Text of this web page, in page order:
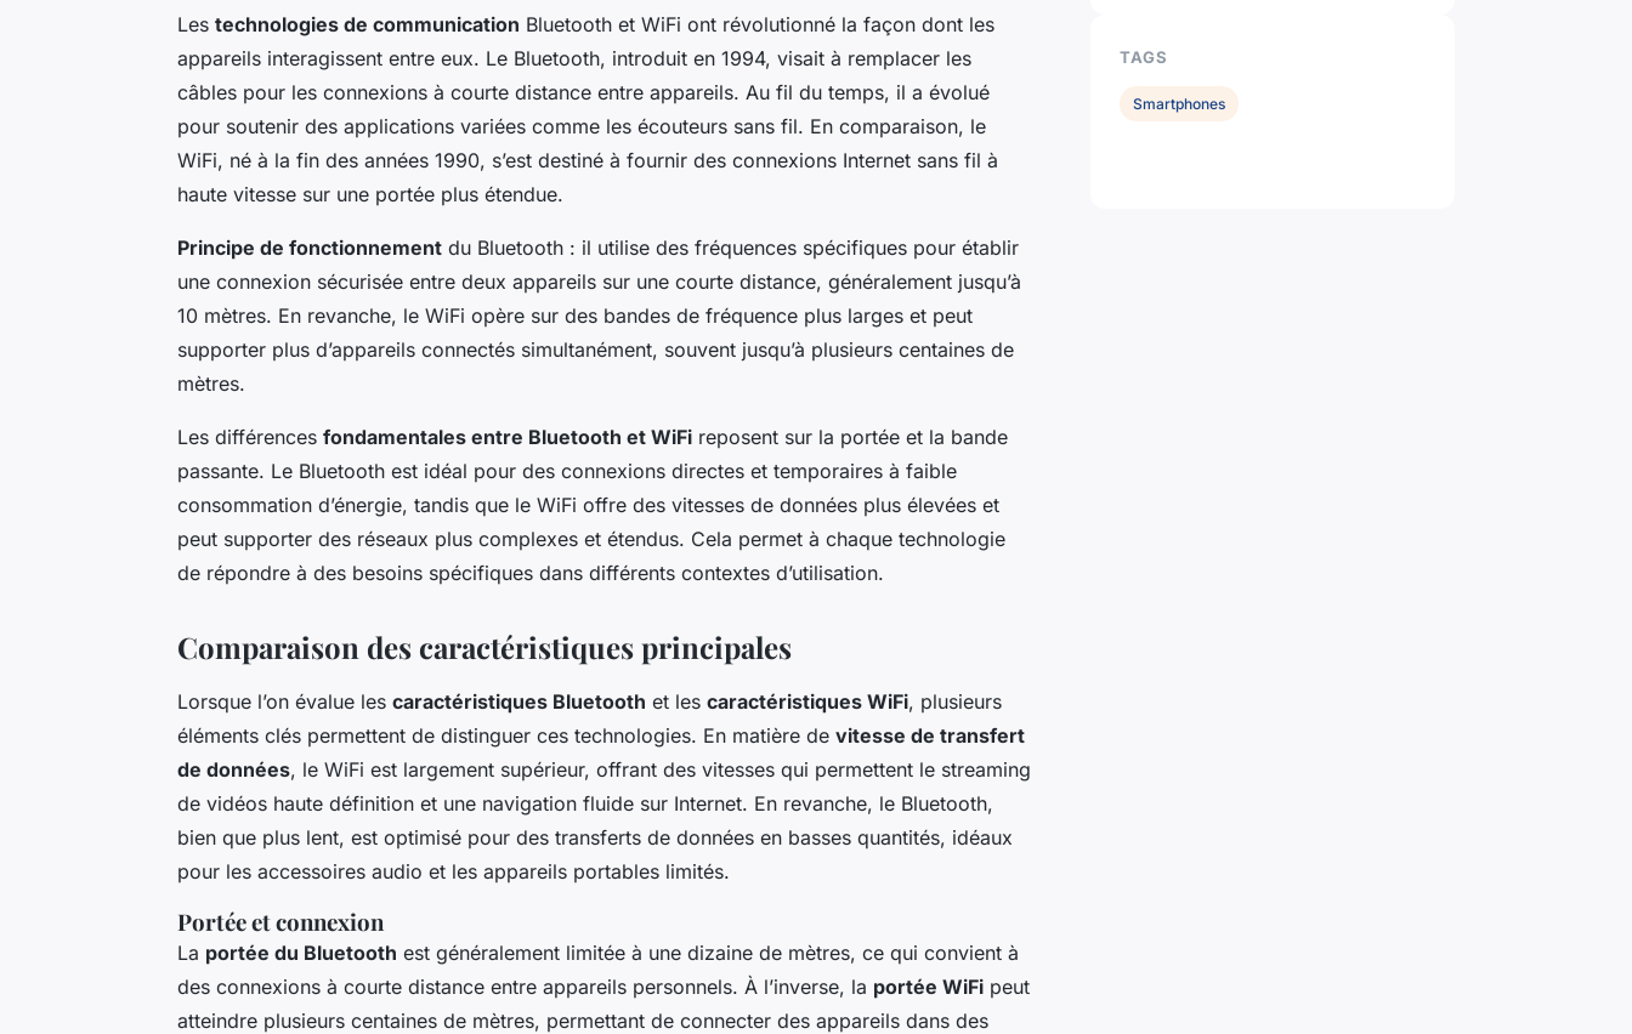
Les technologies de communication Bluetooth et WiFi ont révolutionné la façon dont les
appareils interagissent entre eux. Le Bluetooth, introduit en 1994, visait à remplacer les
câbles pour les connexions à courte distance entre appareils. Au fil du temps, il a évolué
pour soutenir des applications variées comme les écouteurs sans fil. En comparaison, le
WiFi, né à la fin des années 1990, s’est destiné à fournir des connexions Internet sans fil à
haute vitesse sur une portée plus étendue.
Principe de fonctionnement du Bluetooth : il utilise des fréquences spécifiques pour établir
une connexion sécurisée entre deux appareils sur une courte distance, généralement jusqu’à
10 mètres. En revanche, le WiFi opère sur des bandes de fréquence plus larges et peut
supporter plus d’appareils connectés simultanément, souvent jusqu’à plusieurs centaines de
mètres.
Les différences fondamentales entre Bluetooth et WiFi reposent sur la portée et la bande
passante. Le Bluetooth est idéal pour des connexions directes et temporaires à faible
consommation d’énergie, tandis que le WiFi offre des vitesses de données plus élevées et
peut supporter des réseaux plus complexes et étendus. Cela permet à chaque technologie
de répondre à des besoins spécifiques dans différents contextes d’utilisation.
Comparaison des caractéristiques principales
Lorsque l’on évalue les caractéristiques Bluetooth et les caractéristiques WiFi, plusieurs
éléments clés permettent de distinguer ces technologies. En matière de vitesse de transfert
de données, le WiFi est largement supérieur, offrant des vitesses qui permettent le streaming
de vidéos haute définition et une navigation fluide sur Internet. En revanche, le Bluetooth,
bien que plus lent, est optimisé pour des transferts de données en basses quantités, idéaux
pour les accessoires audio et les appareils portables limités.
Portée et connexion
La portée du Bluetooth est généralement limitée à une dizaine de mètres, ce qui convient à
des connexions à courte distance entre appareils personnels. À l’inverse, la portée WiFi peut
atteindre plusieurs centaines de mètres, permettant de connecter des appareils dans des
TAGS
Smartphones